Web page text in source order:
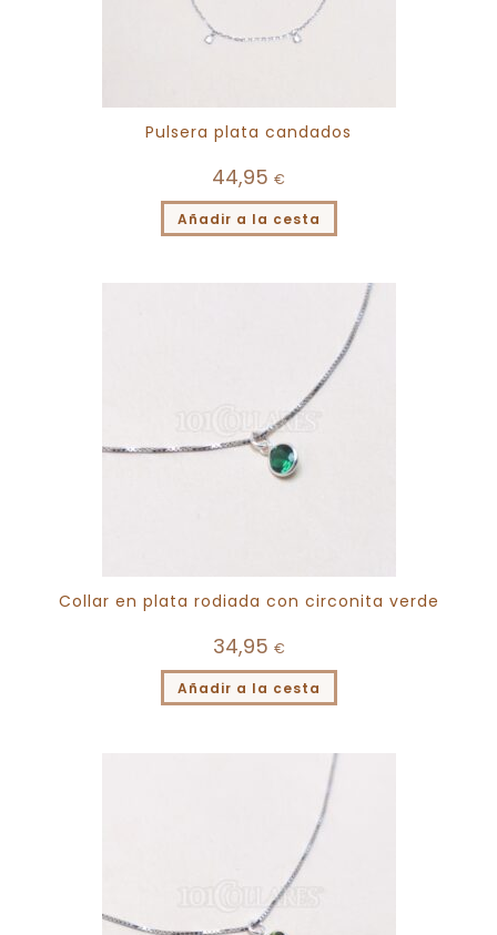
Pulsera plata candados
44,95 €
Añadir a la cesta
Collar en plata rodiada con circonita verde
34,95 €
Añadir a la cesta